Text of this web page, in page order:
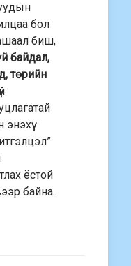
бол
биш,
байдал,
төрийн
ёстой
байна.